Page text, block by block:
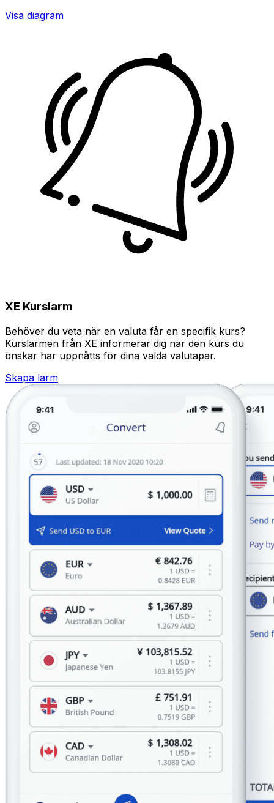
Visa diagram
XE Kurslarm
Behöver du veta när en valuta får en specifik kurs?
Kurslarmen från XE informerar dig när den kurs du
önskar har uppnåtts för dina valda valutapar.
Skapa larm